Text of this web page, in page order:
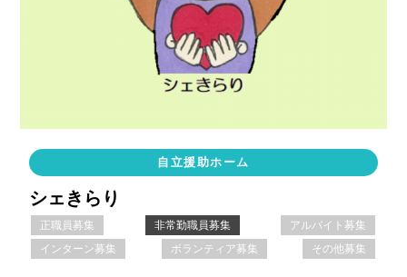
自立援助ホーム
シェきらり
正職員募集 非常勤職員募集
アルバイト募集
インターン募集
ボランティア募集 その他募集